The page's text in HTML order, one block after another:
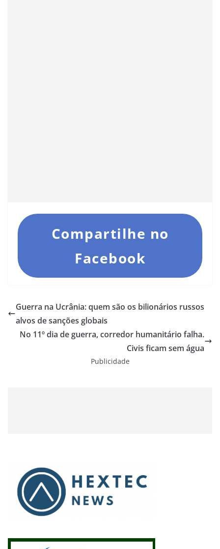
Compartilhe no
Facebook
Guerra na Ucrânia: quem são os bilionários russos
alvos de sanções globais
No 11º dia de guerra, corredor humanitário falha.
Civis ficam sem água
Publicidade